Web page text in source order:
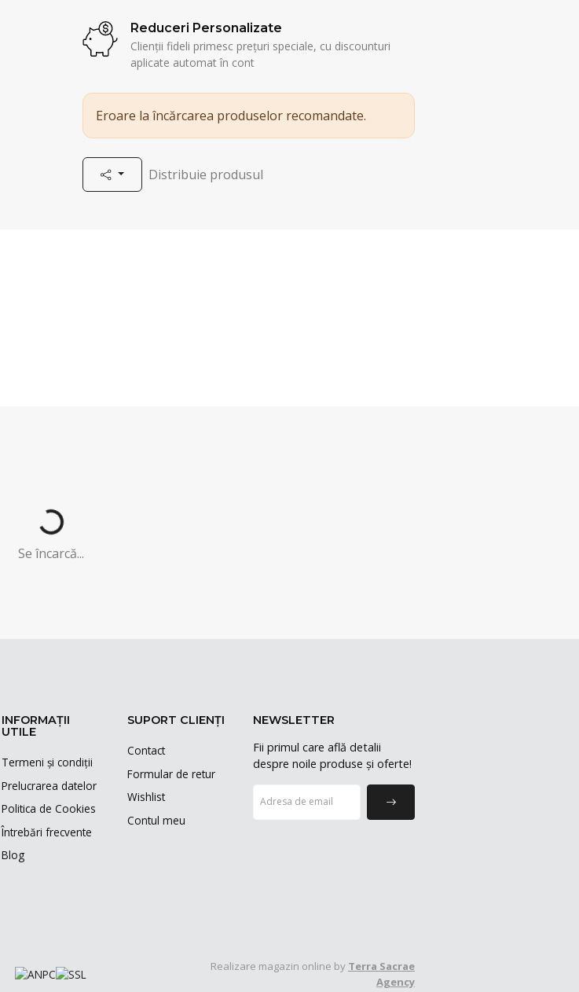
Reduceri Personalizate
Clienții fideli primesc prețuri speciale, cu discounturi
aplicate automat în cont
Eroare la încărcarea produselor recomandate.
Distribuie produsul
Se încarcă...
Se încarcă...
INFORMAȚII
UTILE
Termeni și condiții
Prelucrarea datelor
Politica de Cookies
Întrebări frecvente
Blog
SUPORT CLIENȚI
Contact
Formular de retur
Wishlist
Contul meu
NEWSLETTER
Fii primul care află detalii
despre noile produse și oferte!
Realizare magazin online by Terra Sacrae
Agency